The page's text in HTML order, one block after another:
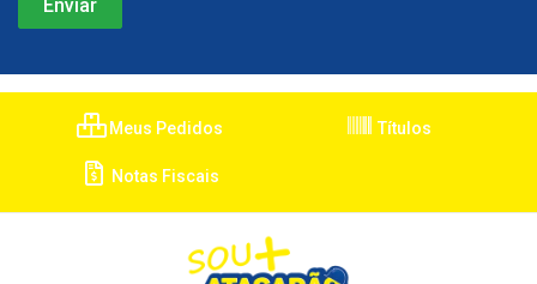
Meus Pedidos Títulos
Notas Fiscais